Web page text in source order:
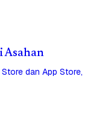
Asahan
dan App Store,